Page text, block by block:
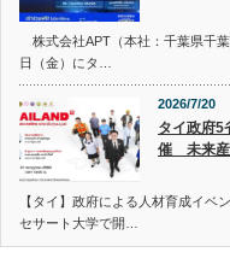
株式会社APT（本社：千葉県千
日（金）にタ…
2026/7/20
タイ政府5
催 未来産
【タイ】政府による人材育成イベ
セサート大学で開…